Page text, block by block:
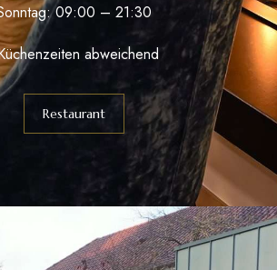
09:00 – 21:30
abweichend
Restaurant